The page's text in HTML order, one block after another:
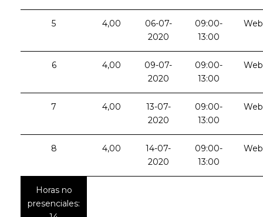
5 4,00
06-07-
2020
09:00-
13:00
6 4,00
09-07-
2020
09:00-
13:00
7 4,00
13-07-
2020
09:00-
13:00
8 4,00
14-07-
2020
09:00-
13:00
Horas no
presenciales: